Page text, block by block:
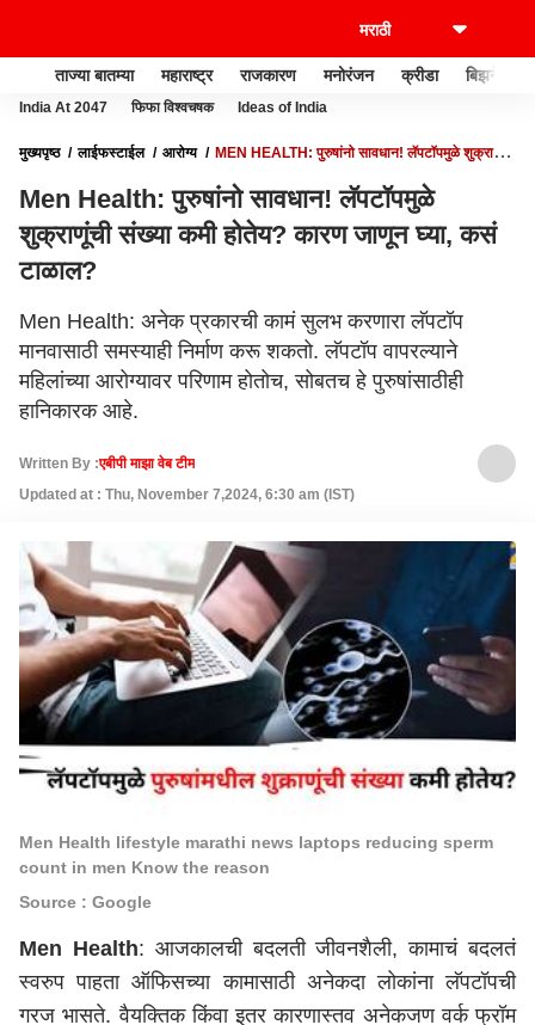
ताज्या बातम्या महाराष्ट्र राजकारण मनोरंजन क्रीडा बिझनेस
India At 2047 फिफा विश्वचषक Ideas of India
मुख्यपृष्ठ लाईफस्टाईल आरोग्य
MEN HEALTH: पुरुषांनो सावधान! लॅपटॉपमुळे शुक्राणूंची
Men Health: पुरुषांनो सावधान! लॅपटॉपमुळे
शुक्राणूंची संख्या कमी होतेय? कारण जाणून घ्या, कसं
टाळाल?
Men Health: अनेक प्रकारची कामं सुलभ करणारा लॅपटॉप
मानवासाठी समस्याही निर्माण करू शकतो. लॅपटॉप वापरल्याने
महिलांच्या आरोग्यावर परिणाम होतोच, सोबतच हे पुरुषांसाठीही
हानिकारक आहे.
Written By :एबीपी माझा वेब टीम
Updated at : Thu, November 7,2024, 6:30 am (IST)
Men Health lifestyle marathi news laptops reducing sperm
count in men Know the reason
Source : Google
Men Health: आजकालची बदलती जीवनशैली, कामाचं बदलतं
स्वरुप पाहता ऑफिसच्या कामासाठी अनेकदा लोकांना लॅपटॉपची
गरज भासते. वैयक्तिक किंवा इतर कारणास्तव अनेकजण वर्क फ्रॉम